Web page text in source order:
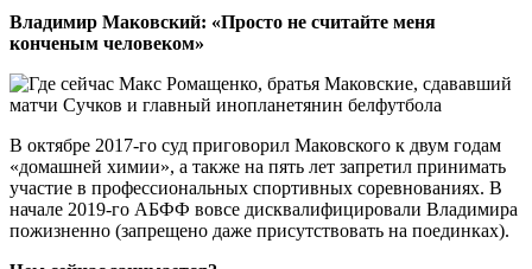
Владимир Маковский: «Просто не считайте меня
конченым человеком»
В октябре 2017-го суд приговорил Маковского к двум годам
«домашней химии», а также на пять лет запретил принимать
участие в профессиональных спортивных соревнованиях. В
начале 2019-го АБФФ вовсе дисквалифицировали Владимира
пожизненно (запрещено даже присутствовать на поединках).